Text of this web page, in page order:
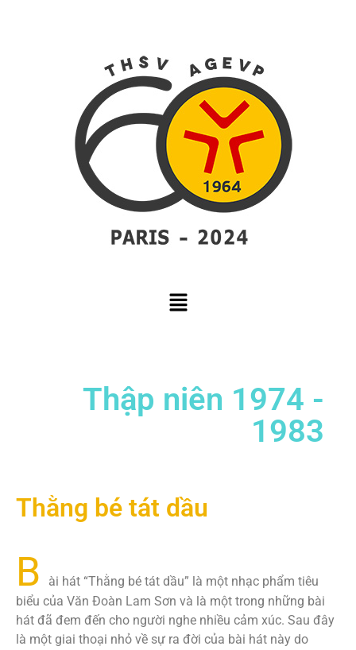
Thập niên 1974 -
1983
Thằng bé tát dầu
B
ài hát “Thằng bé tát dầu” là một nhạc phẩm tiêu
biểu của Văn Đoàn Lam Sơn và là một trong những bài
hát đã đem đến cho người nghe nhiều cảm xúc. Sau đây
là một giai thoại nhỏ về sự ra đời của bài hát này do